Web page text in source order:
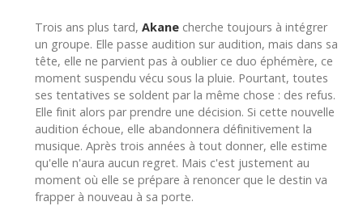
Trois ans plus tard, Akane cherche toujours à intégrer
un groupe. Elle passe audition sur audition, mais dans sa
tête, elle ne parvient pas à oublier ce duo éphémère, ce
moment suspendu vécu sous la pluie. Pourtant, toutes
ses tentatives se soldent par la même chose : des refus.
Elle finit alors par prendre une décision. Si cette nouvelle
audition échoue, elle abandonnera définitivement la
musique. Après trois années à tout donner, elle estime
qu'elle n'aura aucun regret. Mais c'est justement au
moment où elle se prépare à renoncer que le destin va
frapper à nouveau à sa porte.